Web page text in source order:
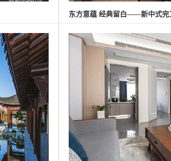
东方意蕴 经典留白——新中式完